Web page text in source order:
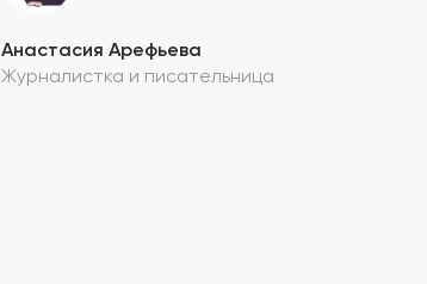
Анастасия Арефьева
Журналистка и писательница